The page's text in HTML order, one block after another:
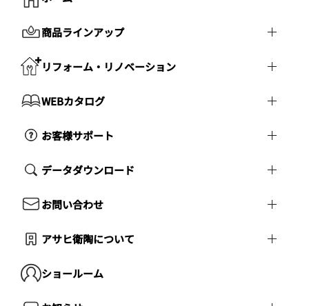
商品ラインアップ
リフォーム・リノベーション
WEBカタログ
お客様サポート
データダウンロード
お問い合わせ
アサヒ衛陶について
ショールーム